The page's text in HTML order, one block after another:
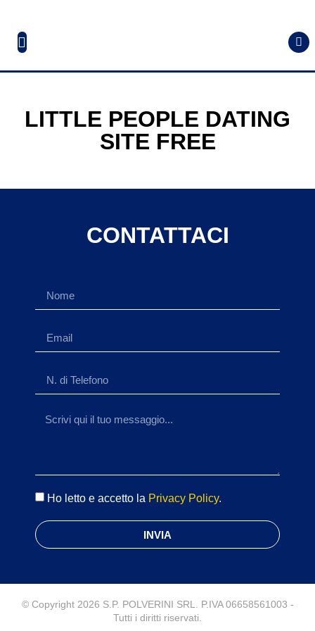
LITTLE PEOPLE DATING
SITE FREE
CONTATTACI
Ho letto e accetto la Privacy Policy.
INVIA
© Copyright 2026 S.P. POLVERINI SRL. P.IVA 06658561003 -
Tutti i diritti riservati.